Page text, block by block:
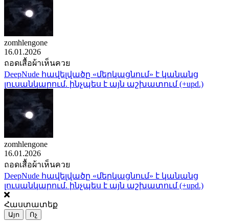
zomhlengone
16.01.2026
ถอดเสื้อผ้าเห็นควย
DeepNude հավելվածը «մերկացնում» է կանանց
լուսանկարում. ինչպես է այն աշխատում (+upd.)
zomhlengone
16.01.2026
ถอดเสื้อผ้าเห็นควย
DeepNude հավելվածը «մերկացնում» է կանանց
լուսանկարում. ինչպես է այն աշխատում (+upd.)
Հաստատեք
Այո Ոչ